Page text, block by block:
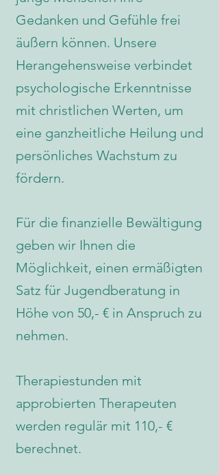
Gedanken und Gefühle frei
äußern können. Unsere
Herangehensweise verbindet
psychologische Erkenntnisse
mit christlichen Werten, um
eine ganzheitliche Heilung und
persönliches Wachstum zu
fördern.
Für die finanzielle Bewältigung
geben wir Ihnen die
Möglichkeit, einen ermäßigten
Satz für Jugendberatung in
Höhe von 50,- € in Anspruch zu
nehmen.
Therapiestunden mit
approbierten Therapeuten
werden regulär mit 110,- €
berechnet.